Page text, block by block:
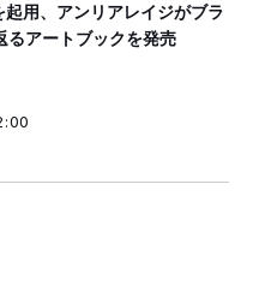
用、アンリアレイジがブラ
るアートブックを発売